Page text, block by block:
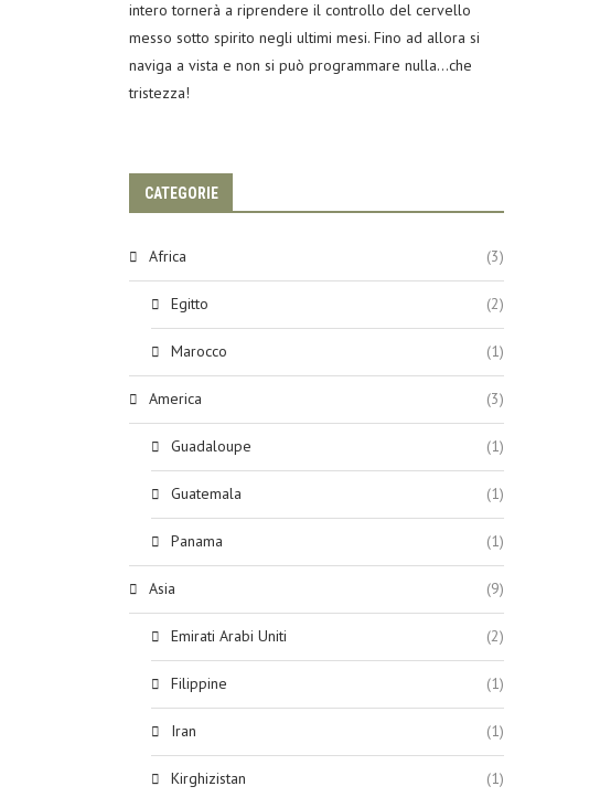
intero tornerà a riprendere il controllo del cervello
messo sotto spirito negli ultimi mesi. Fino ad allora si
naviga a vista e non si può programmare nulla…che
tristezza!
CATEGORIE
Africa (3)
Egitto (2)
Marocco (1)
America (3)
Guadaloupe (1)
Guatemala (1)
Panama (1)
Asia (9)
Emirati Arabi Uniti (2)
Filippine (1)
Iran (1)
Kirghizistan (1)